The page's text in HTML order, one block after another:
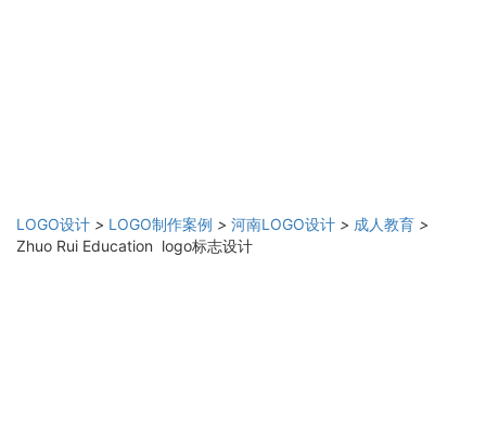
LOGO设计 > LOGO制作案例 > 河南LOGO设计 > 成人教育 >
Zhuo Rui Education logo标志设计